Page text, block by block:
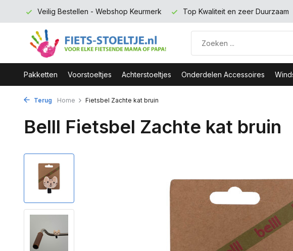
Veilig Bestellen - Webshop Keurmerk Top Kwaliteit en zeer Duurzaam
Pakketten Voorstoeltjes Achterstoeltjes Onderdelen Accessoires
Terug Home Fietsbel Zachte kat bruin
Belll Fietsbel Zachte kat bruin